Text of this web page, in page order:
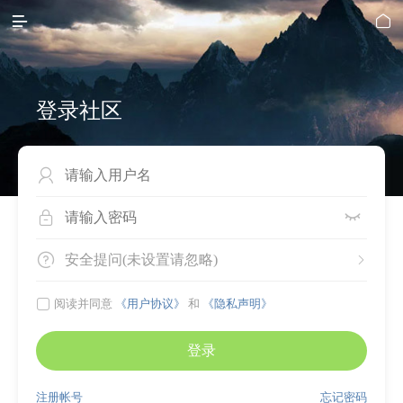
 
登录社区

 
 
安全提问(未设置请忽略)
 阅读并同意 《用户协议》 和 《隐私声明》
登录
忘记密码
注册帐号